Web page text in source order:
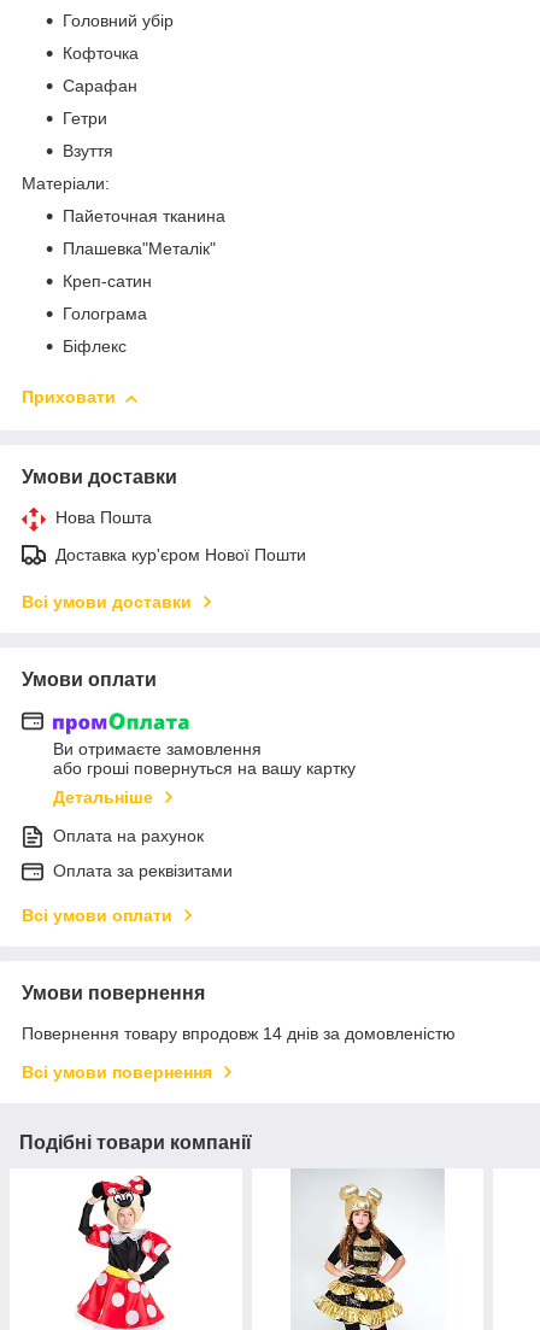
Головний убір
Кофточка
Сарафан
Гетри
Взуття
Матеріали:
Пайеточная тканина
Плашевка"Металік"
Креп-сатин
Голограма
Біфлекс
Приховати
Умови доставки
Нова Пошта
Доставка кур'єром Нової Пошти
Всі умови доставки
Умови оплати
Ви отримаєте замовлення
або гроші повернуться на вашу картку
Детальніше
Оплата на рахунок
Оплата за реквізитами
Всі умови оплати
Умови повернення
Повернення товару впродовж 14 днів за домовленістю
Всі умови повернення
Подібні товари компанії